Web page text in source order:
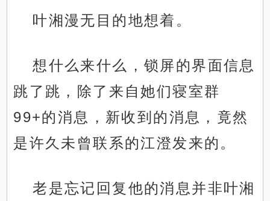
叶湘漫无目的地想着。
想什么来什么，锁屏的界面信息
跳了跳，除了来自她们寝室群
99+的消息，新收到的消息，竟然
是许久未曾联系的江澄发来的。
老是忘记回复他的消息并非叶湘